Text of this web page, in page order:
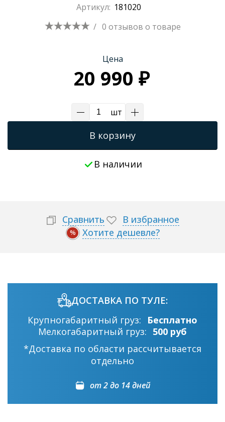
Артикул: 181020
/ 0 отзывов о товаре
Цена
20 990 ₽
шт
В корзину
В наличии
Сравнить В избранное
% Хотите дешевле?
ДОСТАВКА ПО ТУЛЕ:
Крупногабаритный груз:
Бесплатно
Мелкогабаритный груз: 500 руб
*Доставка по области рассчитывается
отдельно
от 2 до 14 дней